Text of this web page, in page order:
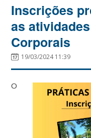
Inscrições
as
Corporais
19/03/2024 11:39
O